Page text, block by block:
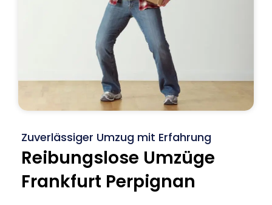
Zuverlässiger Umzug mit Erfahrung
Reibungslose Umzüge
Frankfurt Perpignan